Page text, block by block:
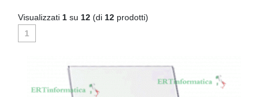
Visualizzati 1 su 12 (di 12 prodotti)
1